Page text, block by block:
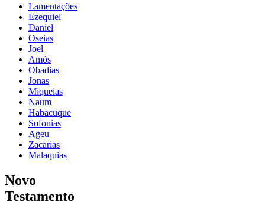
Lamentações
Ezequiel
Daniel
Oseias
Joel
Amós
Obadias
Jonas
Miqueias
Naum
Habacuque
Sofonias
Ageu
Zacarias
Malaquias
Novo
Testamento